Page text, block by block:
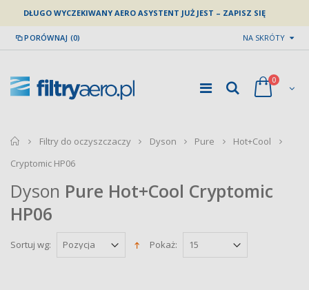
DŁUGO WYCZEKIWANY AERO ASYSTENT JUŻ JEST – ZAPISZ SIĘ
PORÓWNAJ (0) NA SKRÓTY
0
home
Filtry do oczyszczaczy Dyson Pure
Hot+Cool
Cryptomic HP06
Dyson Pure Hot+Cool Cryptomic
HP06
Sortuj wg: Pokaż: